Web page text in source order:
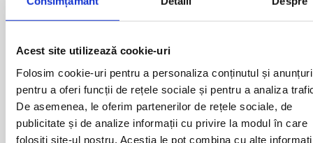
Acest site utilizează cookie-uri
Folosim cookie-uri pentru a personaliza conținutul și
pentru a oferi funcții de rețele sociale și pentru a analiza
De asemenea, le oferim partenerilor de rețele sociale, de
publicitate și de analize informații cu privire la modul în care
folosiți site-ul nostru. Aceștia le pot combina cu alte
BALS-IS
BALS-OT
BARCA
BARLAD
BECHET
BECLEAN
ORSOVA
PASCANI
PERICEI
PERISOR
PETROSANI
PIATRA NEAMT